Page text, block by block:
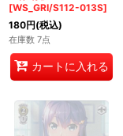
[WS_GRI/S112-013S]
180円(税込)
在庫数 7点
カートに入れる